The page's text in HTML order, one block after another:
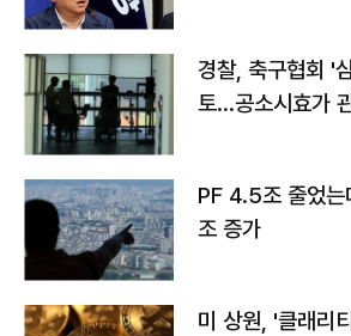
경찰, 축구협회 '
토…공소시효가
PF 4.5조 줄었는
조 증가
미 상원, '클래리